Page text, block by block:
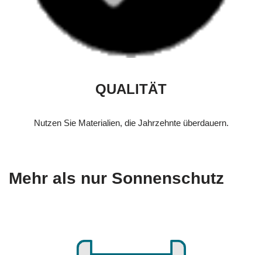
QUALITÄT
Nutzen Sie Materialien, die Jahrzehnte überdauern.
Mehr als nur Sonnenschutz